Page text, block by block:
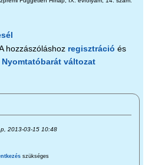
hozzászóláshoz regisztráció és
Nyomtatóbarát változat
p, 2013-03-15 10:48
szükséges